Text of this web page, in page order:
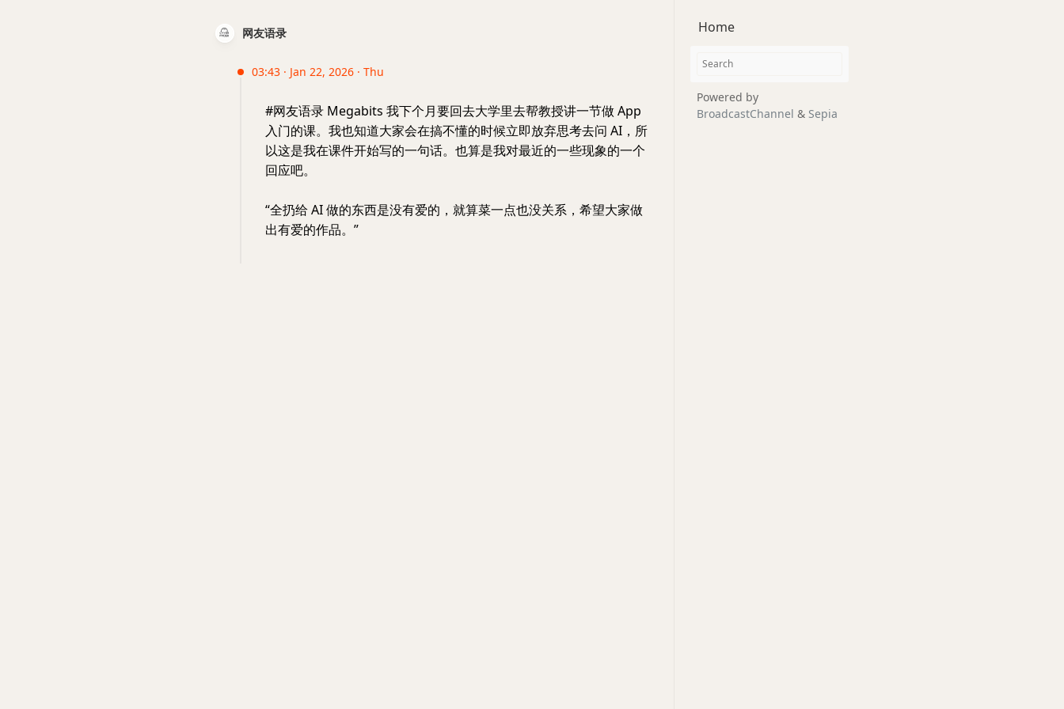
网友语录
03:43 · Jan 22, 2026 · Thu
#网友语录 Megabits 我下个月要回去大学里去帮教授讲一节做 App
入门的课。我也知道大家会在搞不懂的时候立即放弃思考去问 AI，所
以这是我在课件开始写的一句话。也算是我对最近的一些现象的一个
回应吧。
“全扔给 AI 做的东西是没有爱的，就算菜一点也没关系，希望大家做
出有爱的作品。”
Home
Powered by
BroadcastChannel & Sepia